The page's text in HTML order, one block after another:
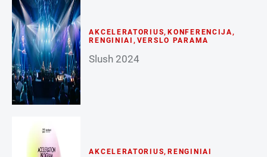
AKCELERATORIUS, KONFERENCIJA,
RENGINIAI , VERSLO PARAMA
Slush 2024
AKCELERATORIUS, RENGINIAI